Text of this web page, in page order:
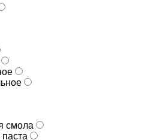
смола